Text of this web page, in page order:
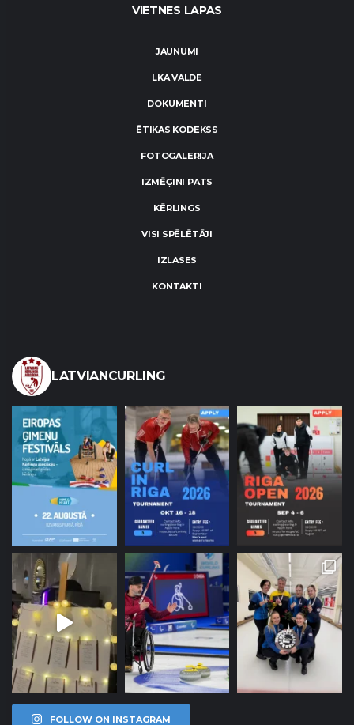
VIETNES LAPAS
JAUNUMI
LKA VALDE
DOKUMENTI
ĒTIKAS KODEKSS
FOTOGALERIJA
IZMĒĢINI PATS
KĒRLINGS
VISI SPĒLĒTĀJI
IZLASES
KONTAKTI
LATVIANCURLING
FOLLOW ON INSTAGRAM